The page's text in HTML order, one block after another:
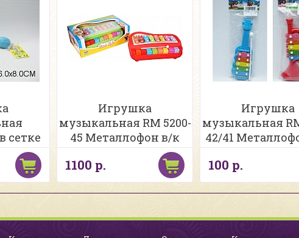
сетке
Игрушка
музыкальная RM 5200-
45 Металлофон в/к
1100 р.
Игрушка
музыкальная
42/41
100 р.